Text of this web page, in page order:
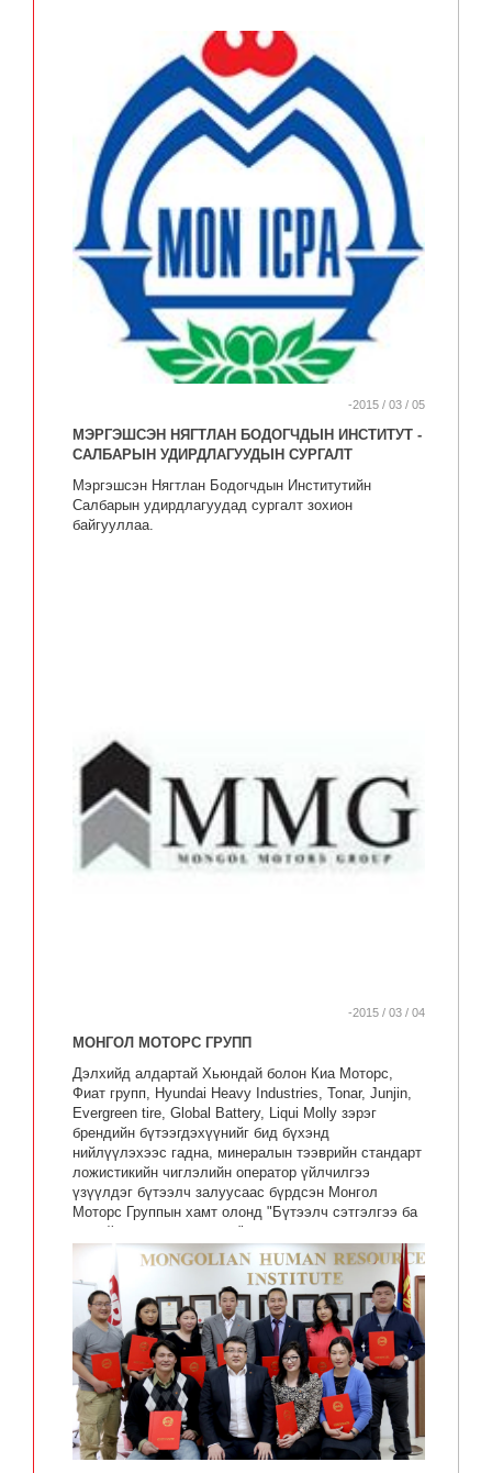
-2015 / 03 / 05
МЭРГЭШСЭН НЯГТЛАН БОДОГЧДЫН ИНСТИТУТ -
САЛБАРЫН УДИРДЛАГУУДЫН СУРГАЛТ
Мэргэшсэн Нягтлан Бодогчдын Институтийн
Салбарын удирдлагуудад сургалт зохион
байгууллаа.
-2015 / 03 / 04
МОНГОЛ МОТОРС ГРУПП
Дэлхийд алдартай Хьюндай болон Киа Моторс,
Фиат групп, Hyundai Heavy Industries, Tonar, Junjin,
Evergreen tire, Global Battery, Liqui Molly зэрэг
брендийн бүтээгдэхүүнийг бид бүхэнд
нийлүүлэхээс гадна, минералын тээврийн стандарт
ложистикийн чиглэлийн оператор үйлчилгээ
үзүүлдэг бүтээлч залуусаас бүрдсэн Монгол
Моторс Группын хамт олонд "Бүтээлч сэтгэлгээ ба
шинийг снаачлах чадвар" сэдвээр сургалт семинар
зохион байгууллаа.